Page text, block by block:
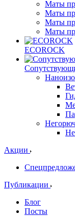
Маты
Маты
Маты
Маты
ECOROCK
Акции
Публикации
Блог
Посты